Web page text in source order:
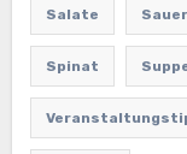
Salate
Spinat